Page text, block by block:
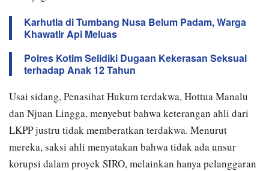
Karhutla di Tumbang Nusa Belum Padam, Warga
Khawatir Api Meluas
Polres Kotim Selidiki Dugaan Kekerasan Seksual
terhadap Anak 12 Tahun
Usai sidang, Penasihat Hukum terdakwa, Hottua Manalu
dan Njuan Lingga, menyebut bahwa keterangan ahli dari
LKPP justru tidak memberatkan terdakwa. Menurut
mereka, saksi ahli menyatakan bahwa tidak ada unsur
korupsi dalam proyek SIRO, melainkan hanya pelanggaran